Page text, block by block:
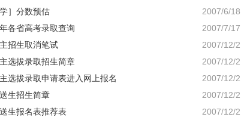
2007/6/18
］分数预估
2007/7/17
各省高考录取查询
2007/12/2
招生取消笔试
2007/12/2
选拔录取招生简章
2007/12/2
选拔录取申请表进入网上报名
2007/12/2
生招生简章
2007/12/2
生报名表推荐表